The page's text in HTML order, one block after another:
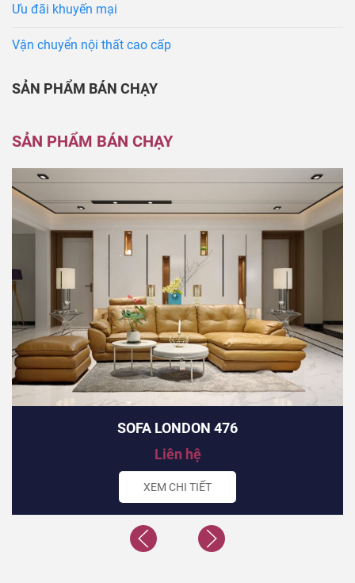
Ưu đãi khuyến mại
Vận chuyển nội thất cao cấp
SẢN PHẨM BÁN CHẠY
SẢN PHẨM BÁN CHẠY
SOFA LONDON 476
Liên hệ
XEM CHI TIẾT